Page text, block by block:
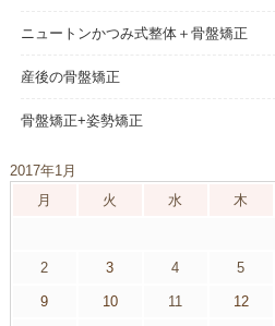
ニュートンかつみ式整体＋骨盤矯正
産後の骨盤矯正
骨盤矯正+姿勢矯正
2017年1月
月
火 水 木
2 3 4 5
9 10 11 12